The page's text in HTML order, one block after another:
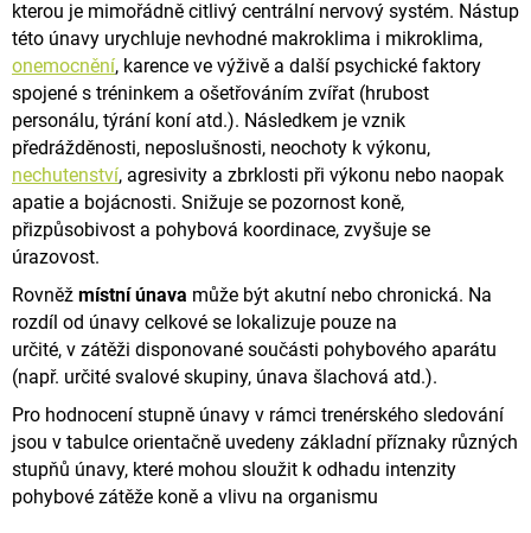
kterou je mimořádně citlivý centrální nervový systém. Nástup
této únavy urychluje nevhodné makroklima i mikroklima,
onemocnění, karence ve výživě a další psychické faktory
spojené s tréninkem a ošetřováním zvířat (hrubost
personálu, týrání koní atd.). Následkem je vznik
předrážděnosti, neposlušnosti, neochoty k výkonu,
nechutenství, agresivity a zbrklosti při výkonu nebo naopak
apatie a bojácnosti. Snižuje se pozornost koně,
přizpůsobivost a pohybová koordinace, zvyšuje se
úrazovost.
Rovněž místní únava může být akutní nebo chronická. Na
rozdíl od únavy celkové se lokalizuje pouze na
určité, v zátěži disponované součásti pohybového aparátu
(např. určité svalové skupiny, únava šlachová atd.).
Pro hodnocení stupně únavy v rámci trenérského sledování
jsou v tabulce orientačně uvedeny základní příznaky různých
stupňů únavy, které mohou sloužit k odhadu intenzity
pohybové zátěže koně a vlivu na organismu